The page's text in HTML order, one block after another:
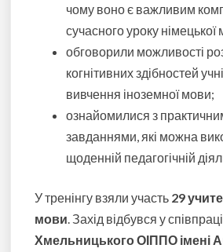
чому воно є важливим
сучасного уроку німецької
обговорили можливості
когнітивних здібностей
вивчення іноземної мови;
ознайомилися з
завданнями, які можна
щоденній педагогічній
У тренінгу взяли участь 29
мови . Захід відбувся у співпраці
Хмельницького ОІППО імені